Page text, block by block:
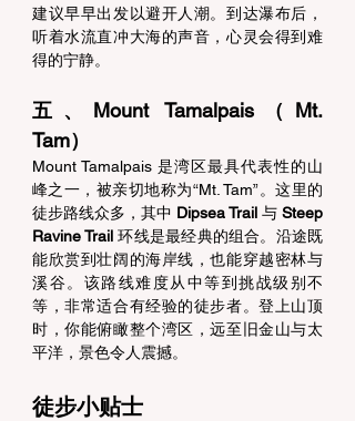
建议早早出发以避开人潮。到达瀑布后，
听着水流直冲大海的声音，心灵会得到难
得的宁静。
五、Mount Tamalpais（Mt.
Tam）
Mount Tamalpais 是湾区最具代表性的山
峰之一，被亲切地称为“Mt. Tam”。这里的
徒步路线众多，其中 Dipsea Trail 与 Steep
Ravine Trail 环线是最经典的组合。沿途既
能欣赏到壮阔的海岸线，也能穿越密林与
溪谷。该路线难度从中等到挑战级别不
等，非常适合有经验的徒步者。登上山顶
时，你能俯瞰整个湾区，远至旧金山与太
平洋，景色令人震撼。
徒步小贴士